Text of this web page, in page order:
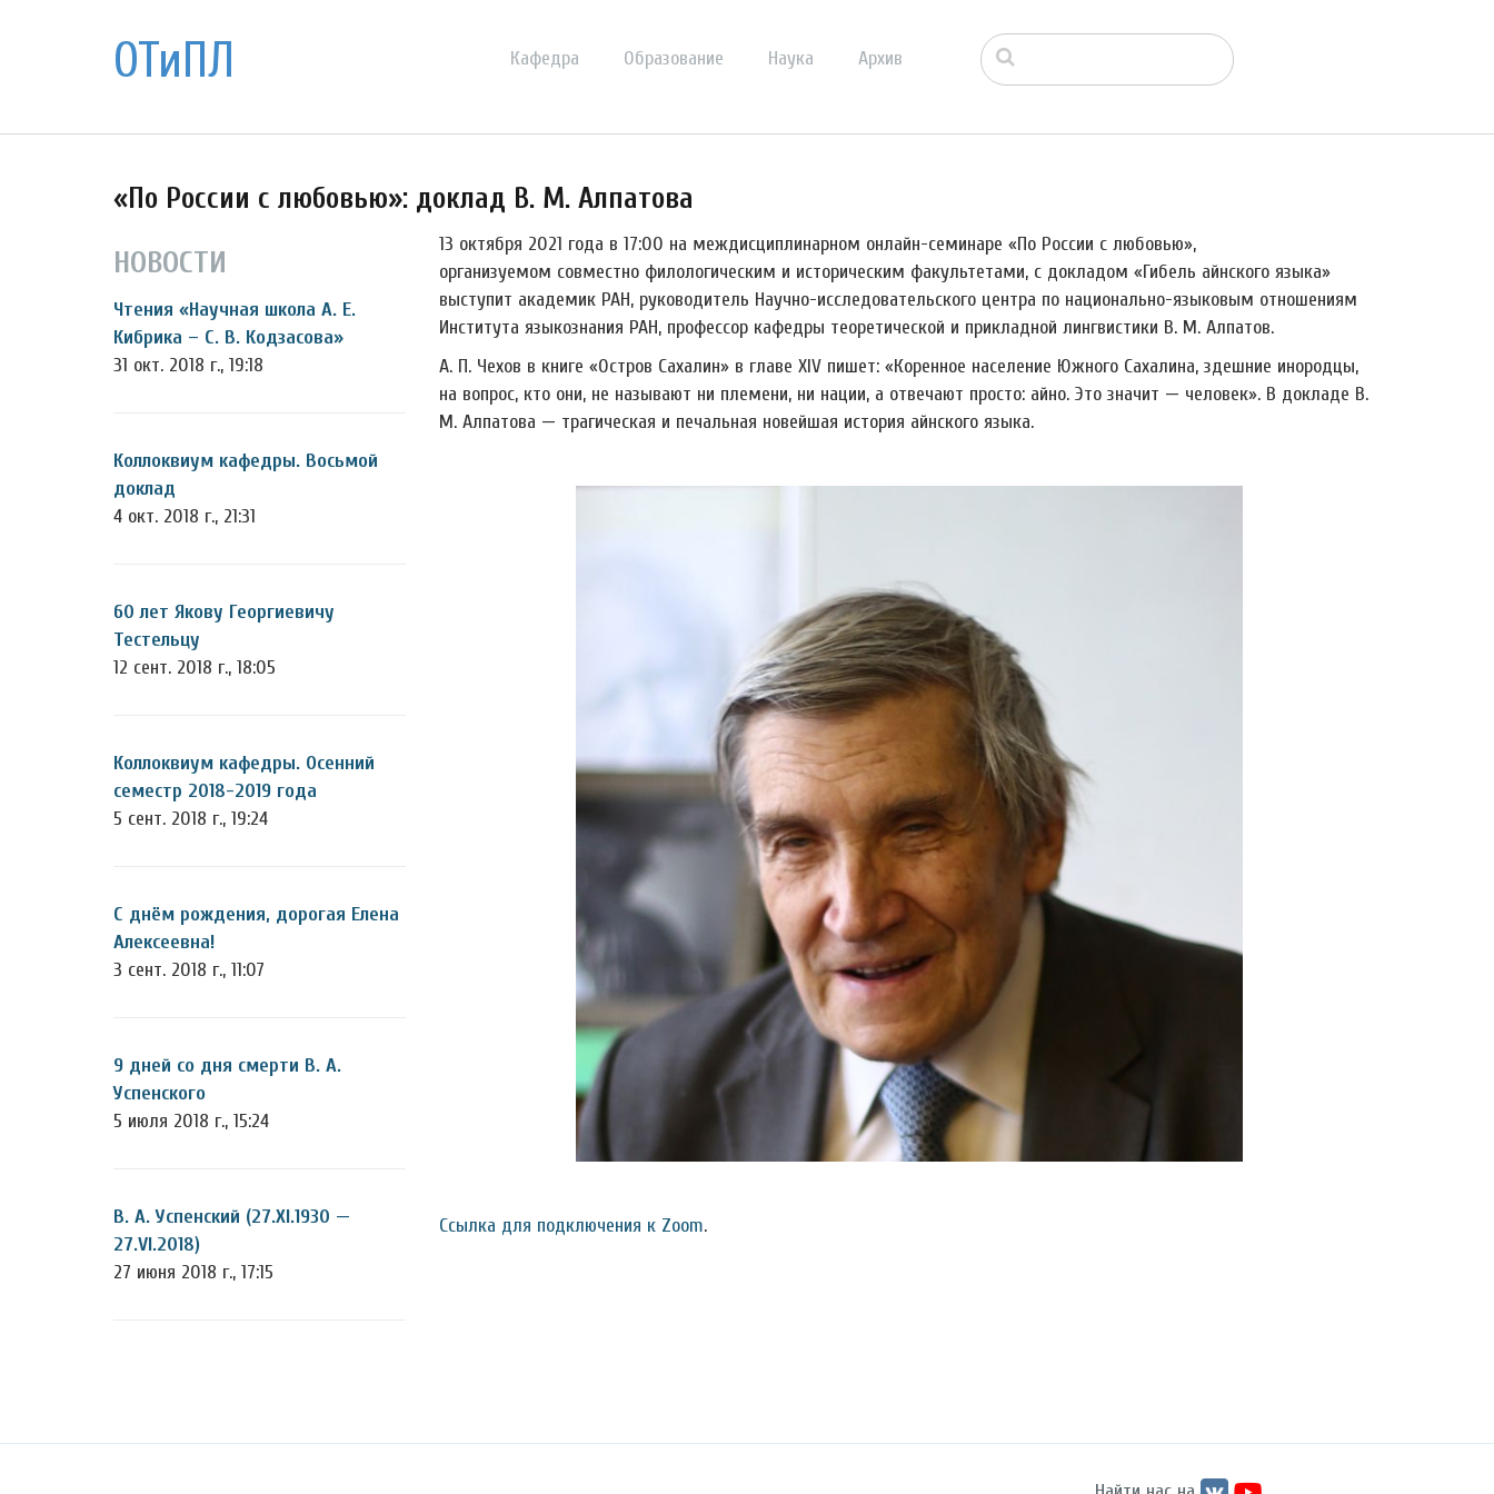
ОТиПЛ Кафедра Образование Наука Архив
«По России с любовью»: доклад В. М. Алпатова
НОВОСТИ
Чтения «Научная школа А. Е.
Кибрика – С. В. Кодзасова»
31 окт. 2018 г., 19:18
Коллоквиум кафедры. Восьмой
доклад
4 окт. 2018 г., 21:31
60 лет Якову Георгиевичу
Тестельцу
12 сент. 2018 г., 18:05
Коллоквиум кафедры. Осенний
семестр 2018-2019 года
5 сент. 2018 г., 19:24
С днём рождения, дорогая Елена
Алексеевна!
3 сент. 2018 г., 11:07
9 дней со дня смерти В. А.
Успенского
5 июля 2018 г., 15:24
В. А. Успенский (27.XI.1930 —
27.VI.2018)
27 июня 2018 г., 17:15
13 октября 2021 года в 17:00 на междисциплинарном онлайн-семинаре «По России с любовью»,
организуемом совместно филологическим и историческим факультетами, с докладом «Гибель айнского языка»
выступит академик РАН, руководитель Научно-исследовательского центра по национально-языковым отношениям
Института языкознания РАН, профессор кафедры теоретической и прикладной лингвистики В. М. Алпатов.
А. П. Чехов в книге «Остров Сахалин» в главе XIV пишет: «Коренное население Южного Сахалина, здешние инородцы,
на вопрос, кто они, не называют ни племени, ни нации, а отвечают просто: айно. Это значит — человек». В докладе В.
М. Алпатова — трагическая и печальная новейшая история айнского языка.
Ссылка для подключения к Zoom.